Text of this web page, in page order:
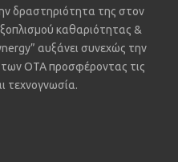
δραστηριότητα της στον
καθαριότητας &
αυξάνει συνεχώς την
ΟΤΑ προσφέροντας τις
τεχνογνωσία.